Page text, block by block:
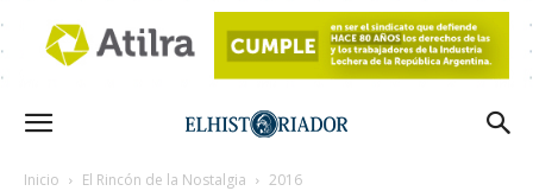
Inicio El Rincón de la Nostalgia 2016